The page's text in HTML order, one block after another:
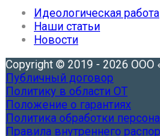
Идеологическая работа
Наши статьи
Новости
Copyright © 2019 - 2026 ООО
Публичный договор
Политику в области ОТ
Положение о гарантиях
Политика обработки
Правила внутреннего